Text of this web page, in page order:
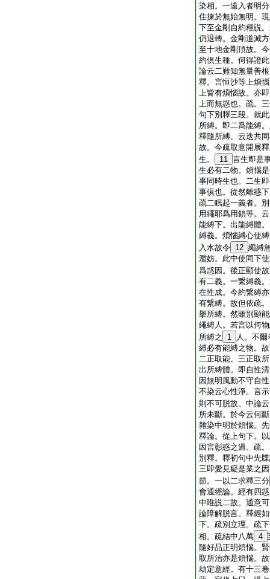
染相。一遠入者明
住揀於無始無明。
下至金剛自約種説
仍退轉。金剛道滅
至十地金剛頂故。
約倶生種。何得證
論云二難知無量善
釋。言恒沙等上煩
上皆有煩惱故。亦
上而無惑也。疏。
句下別釋三段。就
所縛。即二爲能縛
釋隨所縛。云迭共
故。今疏取意開展
生。
11 言生即是
生必有二物。煩惱
事同時生也。二生
事倶也。從然離惑
疏二眠起一義者。
用繩耶爲用鎖等。
能縛下。出能縛體
縛義。煩惱縛心使
入水故令 12 繩縛
濫妨。此中使同下
爲惑因。後正顯使
有二義。一繋縛義
在性成。今約繋縛
有繋縛。故但依疏
擧所縛。然雖別顯
繩縛人。若言以何
所縛之
1
人。不
縛必有能縛之物。
二正取能。三正取
出所縛體。即自性
因無明風動不守自
不染云心性淨。言
則不可脱故。中論
所未斷。於今云何
雜染中明於煩惱。
釋論。從上句下。
因言彰惑之過。疏
別釋。釋初句中先
三即愛見癡是業之
節。一以二求釋三分
會通經論。經有四
中唯説二故。通意
論障解脱言。釋經
下。疏別立理。疏
相。疏結中八萬 4
隨好品正明煩惱。
取所治亦是煩惱。
劫定意經。有十三